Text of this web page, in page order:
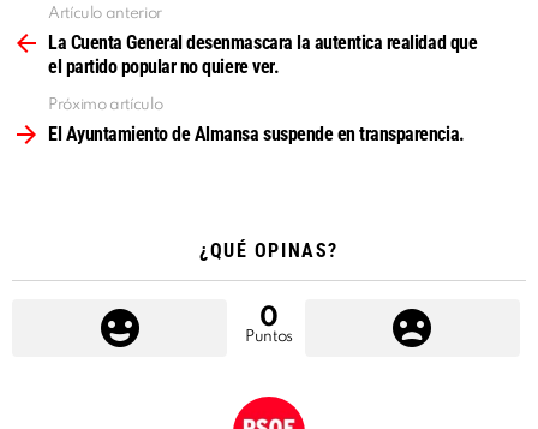
más
Artículo anterior
La Cuenta General desenmascara la autentica realidad que
el partido popular no quiere ver.
Próximo artículo
El Ayuntamiento de Almansa suspende en transparencia.
¿QUÉ OPINAS?
0
Puntos